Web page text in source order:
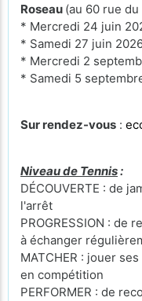
Roseau (au 60 rue du
* Mercredi 24 juin
* Samedi 27 juin
* Mercredi 2
* Samedi 5
Sur rendez-vous :
Niveau de Tennis:
DÉCOUVERTE : de
l'arrêt
PROGRESSION : de
à échanger
MATCHER : jouer
en compétition
PERFORMER : de